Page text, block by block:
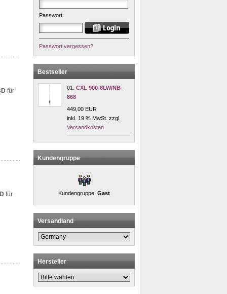
für
für
Passwort:
Passwort vergessen?
Bestseller
01. CXL 900-6LW/NB-
868
449,00 EUR
inkl. 19 % MwSt. zzgl.
Versandkosten
Kundengruppe
Kundengruppe: Gast
Versandland
Hersteller